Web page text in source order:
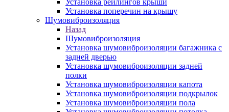
Установка рейлингов крыши
Установка поперечин на крышу
Шумовиброизоляция
Назад
Шумовиброизоляция
Установка шумовиброизоляции багажника с
задней дверью
Установка шумовиброизоляции задней
полки
Установка шумовиброизоляции капота
Установка шумовиброизоляции подкрылок
Установка шумовиброизоляции пола